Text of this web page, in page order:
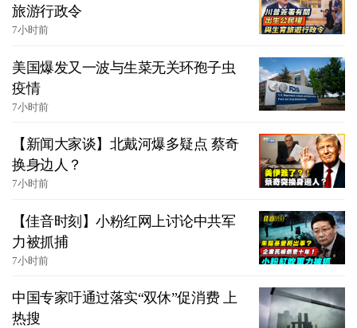
旅游行政令
7小时前
美国爆发又一波与生菜无关环孢子虫
疫情
7小时前
【新闻大家谈】北戴河爆多疑点 蔡奇
换身边人？
7小时前
【佳音时刻】小粉红网上讨论中共军
力被抓捕
7小时前
中国专家吁通过落实“双休”促消费 上
热搜